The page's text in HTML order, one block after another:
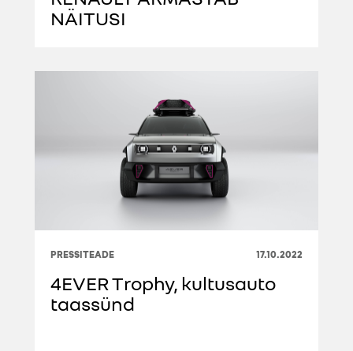
NÄITUSI
PRESSITEADE 17.10.2022
4EVER Trophy, kultusauto
taassünd